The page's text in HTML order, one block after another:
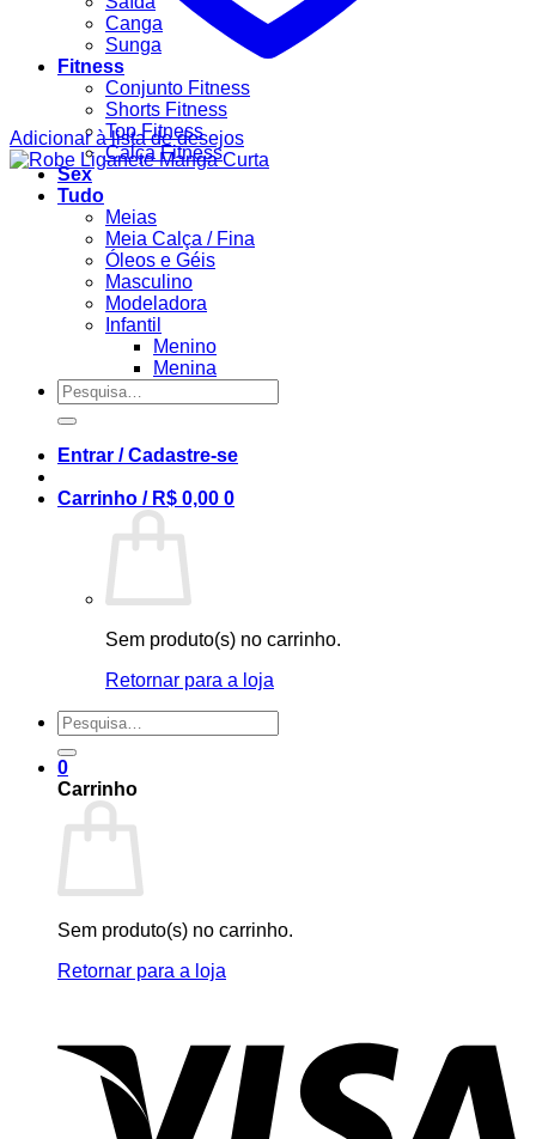
Canga
Sunga
Fitness
Conjunto Fitness
Shorts Fitness
Top Fitness
Calça Fitness
Sex
Tudo
Meias
Meia Calça / Fina
Óleos e Géis
Masculino
Modeladora
Infantil
Menino
Menina
Pesquisar
por:
Entrar / Cadastre-se
Carrinho / R$ 0,00 0
Sem produto(s) no carrinho.
Retornar para a loja
Pesquisar
por:
0
Carrinho
Sem produto(s) no carrinho.
Retornar para a loja
Adicionar à lista de desejos